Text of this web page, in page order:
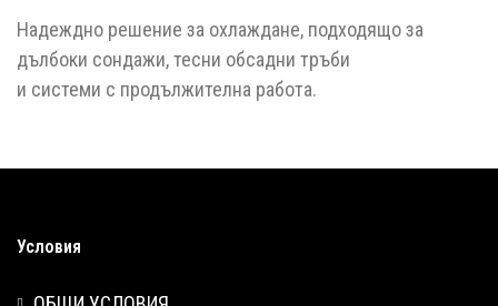
Надеждно решение за охлаждане, подходящо за
дълбоки сондажи, тесни обсадни тръби
и системи с продължителна работа.
Условия